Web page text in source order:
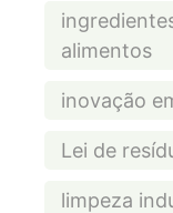
alimentos
inovação
Lei de
limpeza